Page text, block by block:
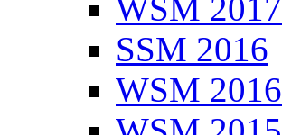
WSM 2017
SSM 2016
WSM 2016